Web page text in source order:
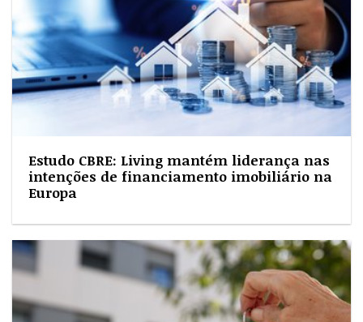
Estudo CBRE: Living mantém liderança nas
intenções de financiamento imobiliário na
Europa